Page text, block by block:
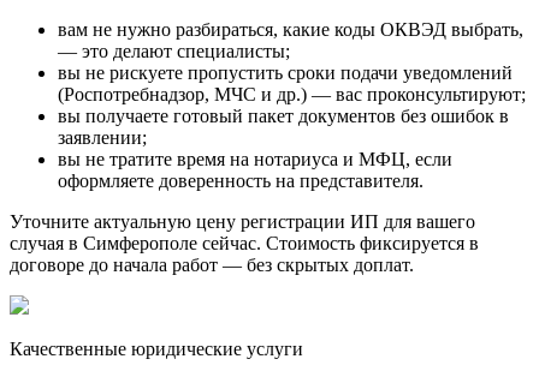
вам не нужно разбираться, какие коды ОКВЭД выбрать,
— это делают специалисты;
вы не рискуете пропустить сроки подачи уведомлений
(Роспотребнадзор, МЧС и др.) — вас проконсультируют;
вы получаете готовый пакет документов без ошибок в
заявлении;
вы не тратите время на нотариуса и МФЦ, если
оформляете доверенность на представителя.
Уточните актуальную цену регистрации ИП для вашего
случая в Симферополе сейчас. Стоимость фиксируется в
договоре до начала работ — без скрытых доплат.
Качественные юридические услуги